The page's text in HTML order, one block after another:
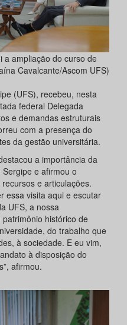
a ampliação do curso de
Cavalcante/Ascom UFS)
(UFS), recebeu, nesta
federal Delegada
e demandas estruturais
com a presença do
da gestão universitária.
a importância da
e afirmou o
e articulações.
essa visita aqui e escutar
UFS, a nossa
histórico de
do trabalho que
à sociedade. E eu vim,
à disposição do
afirmou.